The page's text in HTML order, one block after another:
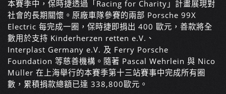
本賽季中，保時捷透過「Racing for Charity」計畫展現對
社會的長期關懷。原廠車隊參賽的兩部 Porsche 99X
Electric 每完成一圈，保時捷即捐出 400 歐元，善款將全
數用於支持 Kinderherzen retten e.V.、
Interplast Germany e.V. 及 Ferry Porsche
Foundation 等慈善機構。隨著 Pascal Wehrlein 與 Nico
Müller 在上海舉行的本賽季第十三站賽事中完成所有圈
數，累積捐款總額已達 338,800歐元。